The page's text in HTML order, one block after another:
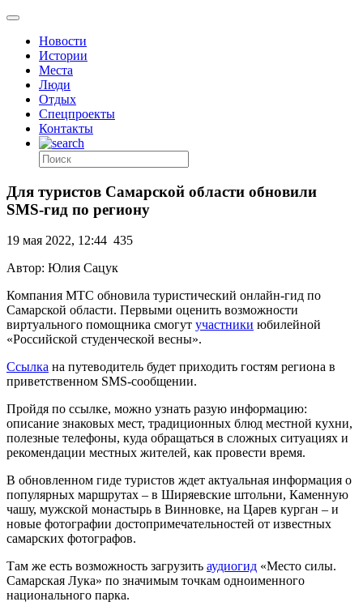
Новости
Истории
Места
Люди
Отдых
Спецпроекты
Контакты
Для туристов Самарской области обновили
SMS-гид по региону
19 мая 2022, 12:44 435
Автор: Юлия Сацук
Компания МТС обновила туристический онлайн-гид по
Самарской области. Первыми оценить возможности
виртуального помощника смогут участники юбилейной
«Российской студенческой весны».
Ссылка на путеводитель будет приходить гостям региона в
приветственном SMS-сообщении.
Пройдя по ссылке, можно узнать разую информацию:
описание знаковых мест, традиционных блюд местной кухни,
полезные телефоны, куда обращаться в сложных ситуациях и
рекомендации местных жителей, как провести время.
В обновленном гиде туристов ждет актуальная информация о
популярных маршрутах – в Ширяевские штольни, Каменную
чашу, мужской монастырь в Винновке, на Царев курган – и
новые фотографии достопримечательностей от известных
самарских фотографов.
Там же есть возможность загрузить аудиогид «Место силы.
Самарская Лука» по значимым точкам одноименного
национального парка.